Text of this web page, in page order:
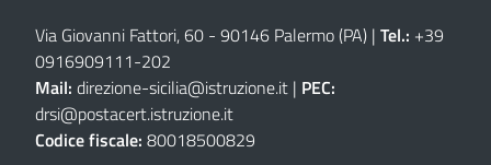
Via Giovanni Fattori, 60 - 90146 Palermo (PA) | Tel.: +39
0916909111-202
Mail: direzione-sicilia@istruzione.it | PEC:
drsi@postacert.istruzione.it
Codice fiscale: 80018500829